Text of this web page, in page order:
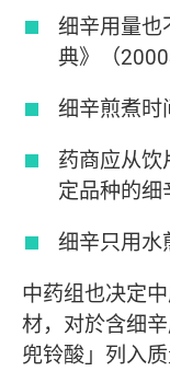
细辛用量也
典》（
细辛煎煮时
药商应从
定品种的细
细辛只用水
中药组也决定
材，对於含细
兜铃酸」列入质